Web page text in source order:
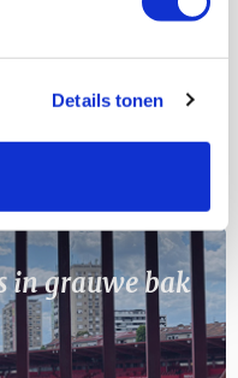
Details tonen
in grauwe bak